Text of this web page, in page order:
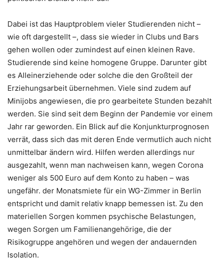
Dabei ist das Hauptproblem vieler Studierenden nicht –
wie oft dargestellt –, dass sie wieder in Clubs und Bars
gehen wollen oder zumindest auf einen kleinen Rave.
Studierende sind keine homogene Gruppe. Darunter gibt
es Alleinerziehende oder solche die den Großteil der
Erziehungsarbeit übernehmen. Viele sind zudem auf
Minijobs angewiesen, die pro gearbeitete Stunden bezahlt
werden. Sie sind seit dem Beginn der Pandemie vor einem
Jahr rar geworden. Ein Blick auf die Konjunkturprognosen
verrät, dass sich das mit deren Ende vermutlich auch nicht
unmittelbar ändern wird. Hilfen werden allerdings nur
ausgezahlt, wenn man nachweisen kann, wegen Corona
weniger als 500 Euro auf dem Konto zu haben – was
ungefähr. der Monatsmiete für ein WG-Zimmer in Berlin
entspricht und damit relativ knapp bemessen ist. Zu den
materiellen Sorgen kommen psychische Belastungen,
wegen Sorgen um Familienangehörige, die der
Risikogruppe angehören und wegen der andauernden
Isolation.